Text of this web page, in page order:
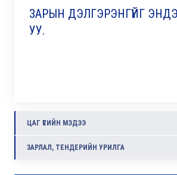
ЗАРЫН ДЭЛГЭРЭНГҮЙГ
УУ.
ЦАГ ҮЕИЙН МЭДЭЭ
ЗАРЛАЛ, ТЕНДЕРИЙН УРИЛГА